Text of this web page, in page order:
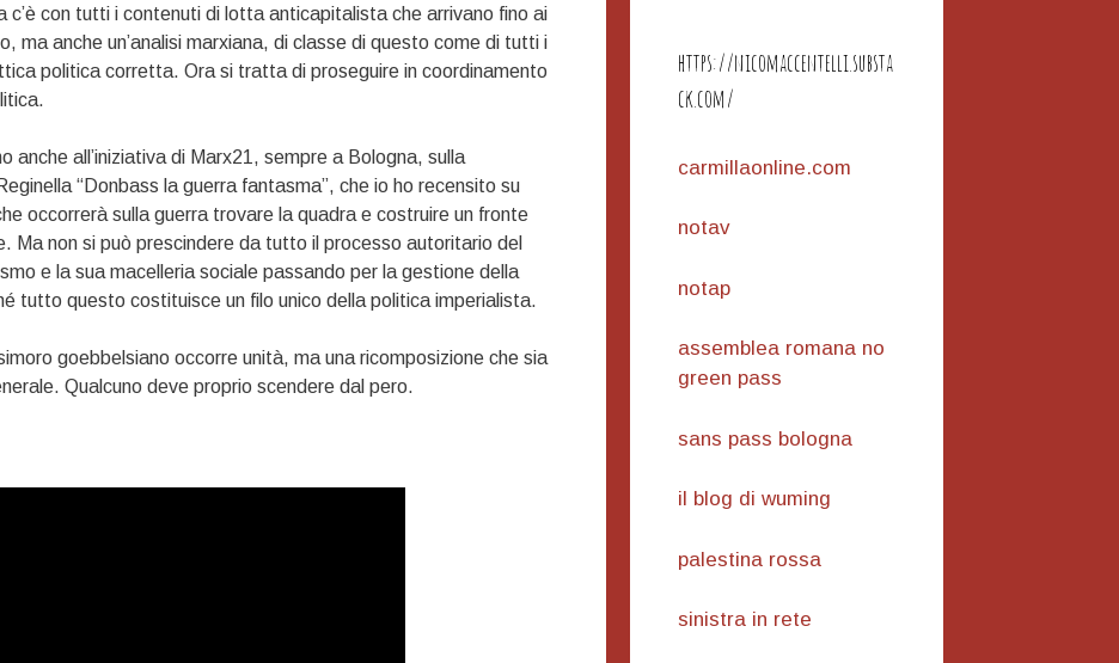
con tutti i contenuti di lotta anticapitalista che arrivano fino ai
ma anche un’analisi marxiana, di classe di questo come di tutti i
politica corretta. Ora si tratta di proseguire in coordinamento
anche all’iniziativa di Marx21, sempre a Bologna, sulla
“Donbass la guerra fantasma”, che io ho recensito su
occorrerà sulla guerra trovare la quadra e costruire un fronte
Ma non si può prescindere da tutto il processo autoritario del
e la sua macelleria sociale passando per la gestione della
tutto questo costituisce un filo unico della politica imperialista.
goebbelsiano occorre unità, ma una ricomposizione che sia
Qualcuno deve proprio scendere dal pero.
https://nicomaccentelli.substa
ck.com/
carmillaonline.com
notav
notap
assemblea romana no
green pass
sans pass bologna
il blog di wuming
palestina rossa
sinistra in rete